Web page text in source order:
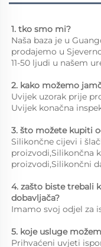
1. tko smo mi?
Naša baza je u
prodajemo u
11-50 ljudi u našem
2. kako možemo
Uvijek uzorak prije
Uvijek konačna
3. što možete kupiti
Silikončne cijevi i
proizvodi,Silikončna
proizvodi,Silikončni
4. zašto biste trebali
dobavljača?
Imamo svoj odjel za
5. koje usluge
Prihvaćeni uvjeti